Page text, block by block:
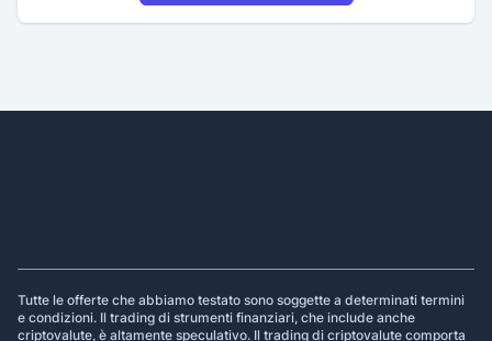
Tutte le offerte che abbiamo testato sono soggette a determinati termini
e condizioni. Il trading di strumenti finanziari, che include anche
criptovalute, è altamente speculativo. Il trading di criptovalute comporta